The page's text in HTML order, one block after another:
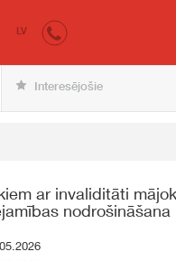
LV
Interesējošie
ar invaliditāti
nodrošināšana